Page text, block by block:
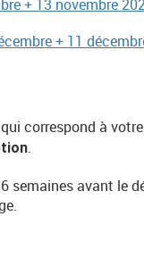
+ 13 novembre
+ 11
correspond à
.
semaines avant